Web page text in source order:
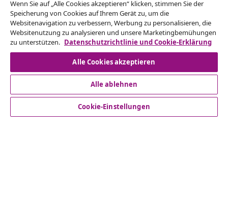
Neuheiten von vidaXL erhalten.
Unsere Social-Media-Accounts
Kundenservice
Wenn Sie auf „Alle Cookies akzeptieren“ klicken, stimmen Sie der
Speicherung von Cookies auf Ihrem Gerät zu, um die
Websitenavigation zu verbessern, Werbung zu personalisieren, die
Websitenutzung zu analysieren und unsere Marketingbemühungen
zu unterstützen. Datenschutzrichtlinie und Cookie-Erklärung
Alle Cookies akzeptieren
Alle ablehnen
Cookie-Einstellungen